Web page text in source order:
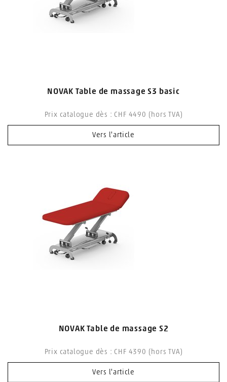
NOVAK Table de massage S3 basic
Prix catalogue dès : CHF 4490 (hors TVA)
Vers l'article
NOVAK Table de massage S2
Prix catalogue dès : CHF 4390 (hors TVA)
Vers l'article